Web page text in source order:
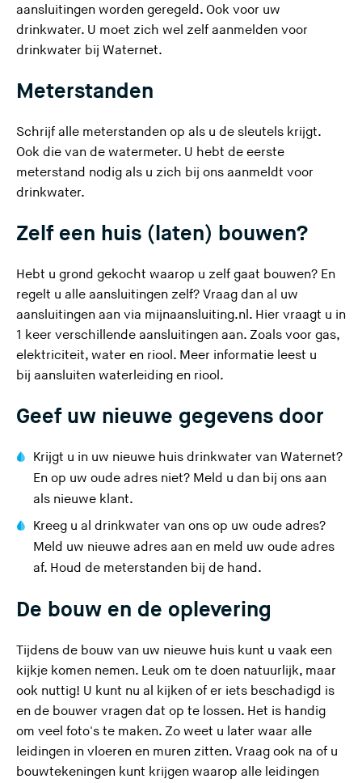
)
aansluitingen worden geregeld. Ook voor uw
drinkwater. U moet zich wel zelf aanmelden voor
drinkwater bij Waternet.
Meterstanden
Schrijf alle meterstanden op als u de sleutels krijgt.
Ook die van de watermeter. U hebt de eerste
meterstand nodig als u zich bij ons aanmeldt voor
drinkwater.
Zelf een huis (laten) bouwen?
Hebt u grond gekocht waarop u zelf gaat bouwen? En
regelt u alle aansluitingen zelf? Vraag dan al uw
aansluitingen aan via mijnaansluiting.nl (
U
v
l
a
t
s
t
)
. Hier vraagt u in
1 keer verschillende aansluitingen aan. Zoals voor gas,
elektriciteit, water en riool. Meer informatie leest u
bij aansluiten waterleiding en riool .
Geef uw nieuwe gegevens door
Krijgt u in uw nieuwe huis drinkwater van Waternet?
En op uw oude adres niet? Meld u dan bij ons aan
als nieuwe klant.
Kreeg u al drinkwater van ons op uw oude adres?
Meld uw nieuwe adres aan en meld uw oude adres
af. Houd de meterstanden bij de hand.
De bouw en de oplevering
Tijdens de bouw van uw nieuwe huis kunt u vaak een
kijkje komen nemen. Leuk om te doen natuurlijk, maar
ook nuttig! U kunt nu al kijken of er iets beschadigd is
en de bouwer vragen dat op te lossen. Het is handig
om veel foto's te maken. Zo weet u later waar alle
leidingen in vloeren en muren zitten. Vraag ook na of u
bouwtekeningen kunt krijgen waarop alle leidingen